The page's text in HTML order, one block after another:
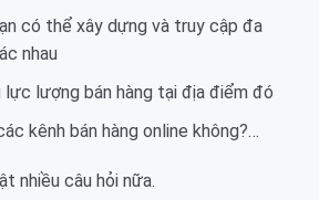
có thể xây dựng và truy cập đa
nhau
lực lượng bán hàng tại địa điểm đó
kênh bán hàng online không?…
nhiều câu hỏi nữa.